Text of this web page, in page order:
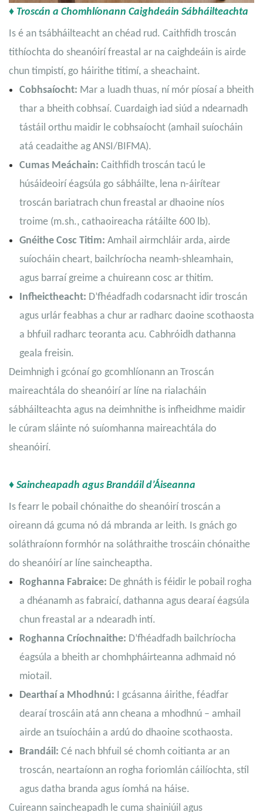
♦ Troscán a Chomhlíonann Caighdeáin Sábháilteachta
Is é an tsábháilteacht an chéad rud. Caithfidh troscán
tithíochta do sheanóirí freastal ar na caighdeáin is airde
chun timpistí, go háirithe titimí, a sheachaint.
Cobhsaíocht: Mar a luadh thuas, ní mór píosaí a bheith
thar a bheith cobhsaí. Cuardaigh iad siúd a ndearnadh
tástáil orthu maidir le cobhsaíocht (amhail suíocháin
atá ceadaithe ag ANSI/BIFMA).
Cumas Meáchain: Caithfidh troscán tacú le
húsáideoirí éagsúla go sábháilte, lena n-áirítear
troscán bariatrach chun freastal ar dhaoine níos
troime (m.sh., cathaoireacha rátáilte 600 lb).
Gnéithe Cosc Titim: Amhail airmchláir arda, airde
suíocháin cheart, bailchríocha neamh-shleamhain,
agus barraí greime a chuireann cosc ​​ar thitim.
Infheictheacht: D’fhéadfadh codarsnacht idir troscán
agus urlár feabhas a chur ar radharc daoine scothaosta
a bhfuil radharc teoranta acu. Cabhróidh dathanna
geala freisin.
Deimhnigh i gcónaí go gcomhlíonann an Troscán
maireachtála do sheanóirí ar líne na rialacháin
sábháilteachta agus na deimhnithe is infheidhme maidir
le cúram sláinte nó suíomhanna maireachtála do
sheanóirí.
♦ Saincheapadh agus Brandáil d’Áiseanna
Is fearr le pobail chónaithe do sheanóirí troscán a
oireann dá gcuma nó dá mbranda ar leith. Is gnách go
soláthraíonn formhór na soláthraithe troscáin chónaithe
do sheanóirí ar líne saincheaptha.
Roghanna Fabraice: De ghnáth is féidir le pobail rogha
a dhéanamh as fabraicí, dathanna agus dearaí éagsúla
chun freastal ar a ndearadh intí.
Roghanna Críochnaithe: D’fhéadfadh bailchríocha
éagsúla a bheith ar chomhpháirteanna adhmaid nó
miotail.
Dearthaí a Mhodhnú:
I gcásanna áirithe, féadfar
dearaí troscáin atá ann cheana a mhodhnú – amhail
airde an tsuíocháin a ardú do dhaoine scothaosta.
Brandáil: Cé nach bhfuil sé chomh coitianta ar an
troscán, neartaíonn an rogha foriomlán cáilíochta, stíl
agus datha branda agus íomhá na háise.
Cuireann saincheapadh le cuma shainiúil agus